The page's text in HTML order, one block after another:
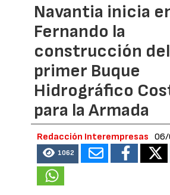
Navantia inicia
Fernando la
construcción del
primer Buque
Hidrográfico
para la Armada
Redacción Interempresas
1062